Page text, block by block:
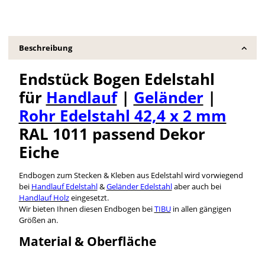
Beschreibung
Endstück Bogen Edelstahl
für Handlauf| Geländer|
Rohr Edelstahl 42,4 x 2 mm
RAL 1011 passend Dekor
Eiche
Endbogen zum Stecken & Kleben aus Edelstahl wird vorwiegend
bei Handlauf Edelstahl&Geländer Edelstahlaber auch bei
Handlauf Holzeingesetzt.
Wir bieten Ihnen diesen Endbogen beiTIBUin allen gängigen
Größen an.
Material & Oberfläche